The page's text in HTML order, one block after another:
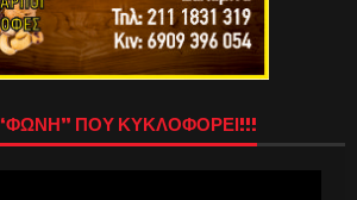
ΠΟΥ ΚΥΚΛΟΦΟΡΕΙ!!!